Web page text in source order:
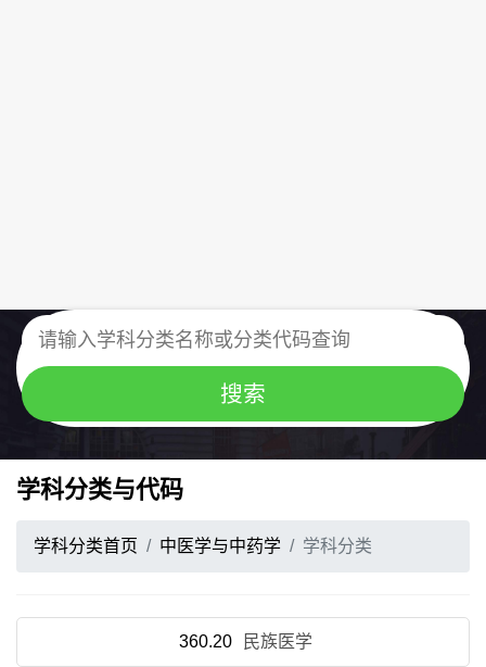
学科分类与代码
学科分类首页 中医学与中药学 学科分类
360.20 民族医学